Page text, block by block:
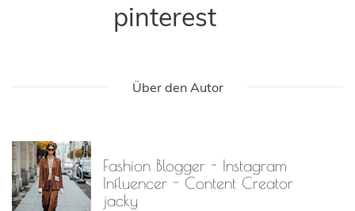
pinterest
Über den Autor
Fashion Blogger - Instagram
Influencer - Content Creator
jacky